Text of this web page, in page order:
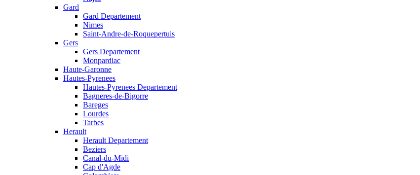
Gard
Gard Departement
Nimes
Saint-Andre-de-Roquepertuis
Gers
Gers Departement
Monpardiac
Haute-Garonne
Hautes-Pyrenees
Hautes-Pyrenees Departement
Bagneres-de-Bigorre
Bareges
Lourdes
Tarbes
Herault
Herault Departement
Beziers
Canal-du-Midi
Cap d'Agde